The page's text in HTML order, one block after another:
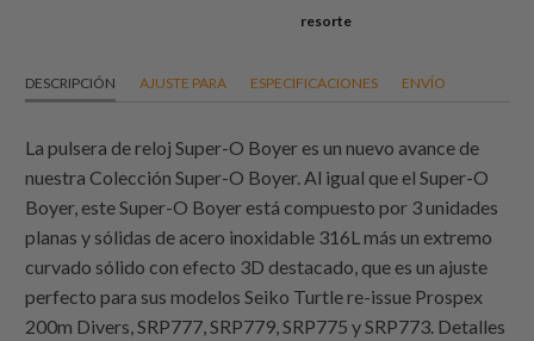
resorte
DESCRIPCIÓN AJUSTE PARA ESPECIFICACIONES ENVÍO
La pulsera de reloj Super-O Boyer es un nuevo avance de
nuestra Colección Super-O Boyer. Al igual que el Super-O
Boyer, este Super-O Boyer está compuesto por 3 unidades
planas y sólidas de acero inoxidable 316L más un extremo
curvado sólido con efecto 3D destacado, que es un ajuste
perfecto para sus modelos Seiko Turtle re-issue Prospex
200m Divers, SRP777, SRP779, SRP775 y SRP773. Detalles